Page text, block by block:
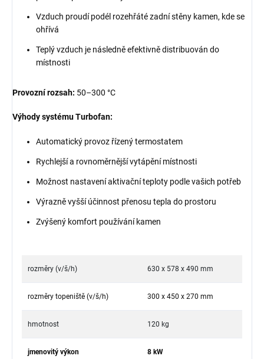
Vzduch proudí podél rozehřáté zadní stěny kamen, kde se
ohřívá
Teplý vzduch je následně efektivně distribuován do
místnosti
Provozní rozsah: 50–300 °C
Výhody systému Turbofan:
Automatický provoz řízený termostatem
Rychlejší a rovnoměrnější vytápění místnosti
Možnost nastavení aktivační teploty podle vašich potřeb
Výrazně vyšší účinnost přenosu tepla do prostoru
Zvýšený komfort používání kamen
rozměry (v/š/h) 630 x 578 x 490 mm
rozměry topeniště (v/š/h) 300 x 450 x 270 mm
hmotnost 120 kg
jmenovitý výkon 8 kW